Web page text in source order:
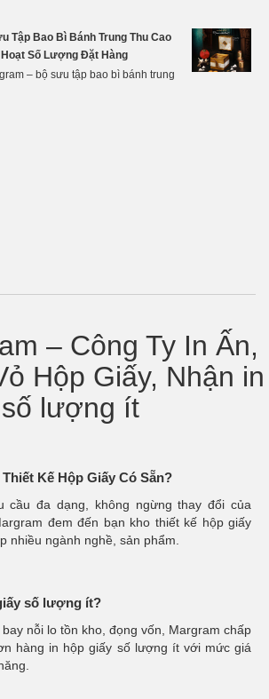
Tập Bao Bì Bánh Trung Thu Cao
Số Lượng Đặt Hàng
– bộ sưu tập bao bì bánh trung
– Công Ty In Ấn,
Hộp Giấy, Nhận in
số lượng ít
Kế Hộp Giấy Có Sẵn?
cầu đa dạng, không ngừng thay đổi của
đem đến bạn kho thiết kế hộp giấy
nhiều ngành nghề, sản phẩm.
số lượng ít?
nỗi lo tồn kho, đọng vốn, Margram chấp
hàng in hộp giấy số lượng ít với mức giá